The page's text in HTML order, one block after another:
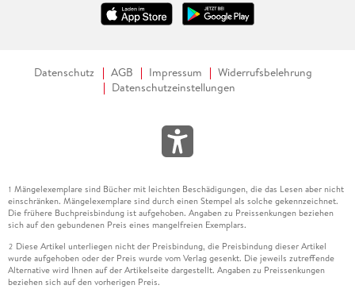
Datenschutz AGB Impressum
Widerrufsbelehrung
Datenschutzeinstellungen
1 Mängelexemplare sind Bücher mit leichten Beschädigungen, die das Lesen aber nicht
einschränken. Mängelexemplare sind durch einen Stempel als solche gekennzeichnet.
Die frühere Buchpreisbindung ist aufgehoben. Angaben zu Preissenkungen beziehen
sich auf den gebundenen Preis eines mangelfreien Exemplars.
2 Diese Artikel unterliegen nicht der Preisbindung, die Preisbindung dieser Artikel
wurde aufgehoben oder der Preis wurde vom Verlag gesenkt. Die jeweils zutreffende
Alternative wird Ihnen auf der Artikelseite dargestellt. Angaben zu Preissenkungen
beziehen sich auf den vorherigen Preis.